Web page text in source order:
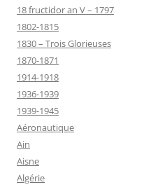
18 fructidor an V – 1797
1802-1815
1830 – Trois Glorieuses
1870-1871
1914-1918
1936-1939
1939-1945
Aéronautique
Ain
Aisne
Algérie